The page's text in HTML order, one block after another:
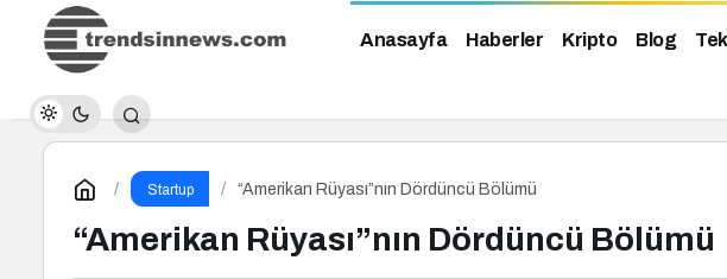
Anasayfa Haberler Kripto Blog
Startup “Amerikan Rüyası”nın Dördüncü Bölümü
“Amerikan Rüyası”nın Dördüncü Bölümü